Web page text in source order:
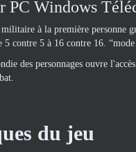
PC Windows
à la première personne
contre 5 à 16 contre 16.
des personnages ouvre
du jeu